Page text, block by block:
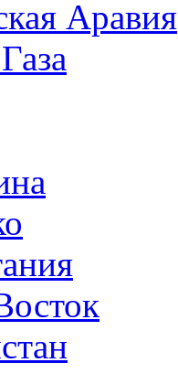
Аравия